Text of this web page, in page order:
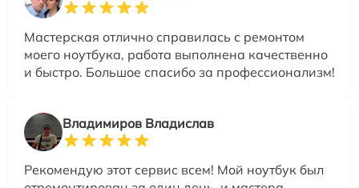
Мастерская отлично справилась с ремонтом
моего ноутбука, работа выполнена качественно
и быстро. Большое спасибо за профессионализм!
Владимиров Владислав
Рекомендую этот сервис всем! Мой ноутбук был